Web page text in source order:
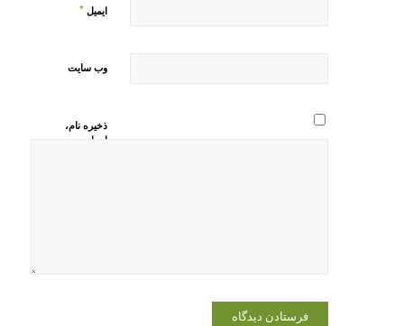
ایمیل *
وب‌ سایت
ذخیره نام،
ایمیل و